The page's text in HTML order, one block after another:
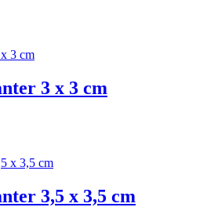
3 x 3 cm
3,5 x 3,5 cm